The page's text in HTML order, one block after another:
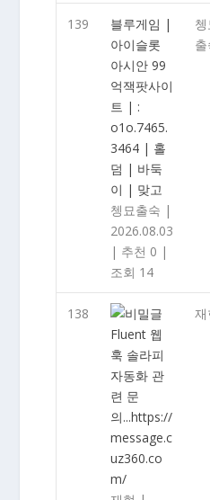
139
블루게임 |
아이슬롯
아시안 99
억잭팟사이
트 | :
o1o.7465.
3464 | 홀
덤 | 바둑
이 | 맞고
쳉묘출숙 |
2026.08.03
| 추천 0 |
조회 14
쳉
138
Fluent 웹
훅 솔라피
자동화 관
련 문
의...https://
message.c
uz360.co
m/
재